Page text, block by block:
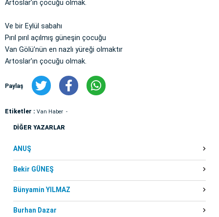
Artoslar’ın çocuğu olmak.
Ve bir Eylül sabahı
Pırıl pırıl açılmış güneşin çocuğu
Van Gölü’nün en nazlı yüreği olmaktır
Artoslar’ın çocuğu olmak.
Paylaş
Etiketler : Van Haber
DİĞER YAZARLAR
ANUŞ
Bekir GÜNEŞ
Bünyamin YILMAZ
Burhan Dazar